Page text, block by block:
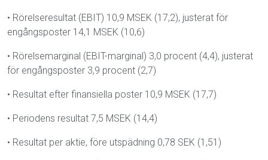
• Rörelseresultat (EBIT) 10,9 MSEK (17,2), justerat för
engångsposter 14,1 MSEK (10,6)
• Rörelsemarginal (EBIT-marginal) 3,0 procent (4,4), justerat
för engångsposter 3,9 procent (2,7)
• Resultat efter finansiella poster 10,9 MSEK (17,7)
• Periodens resultat 7,5 MSEK (14,4)
• Resultat per aktie, före utspädning 0,78 SEK (1,51)